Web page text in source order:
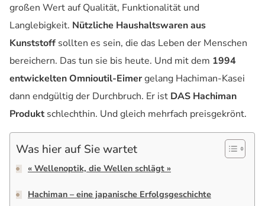
großen Wert auf Qualität, Funktionalität und
Langlebigkeit. Nützliche Haushaltswaren aus
Kunststoff sollten es sein, die das Leben der Menschen
bereichern. Das tun sie bis heute. Und mit dem 1994
entwickelten Omnioutil-Eimergelang Hachiman-Kasei
dann endgültig der Durchbruch. Er ist DAS Hachiman
Produkt schlechthin. Und gleich mehrfach preisgekrönt.
Was hier auf Sie wartet
« Wellenoptik, die Wellen schlägt »
Hachiman – eine japanische Erfolgsgeschichte